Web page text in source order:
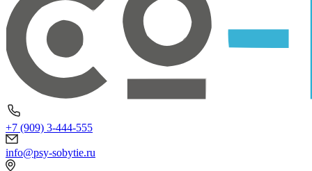
+7 (909) 3-444-555
info@psy-sobytie.ru